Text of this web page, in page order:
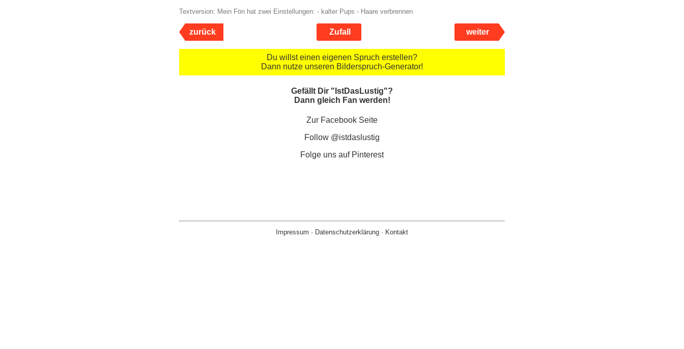
Textversion: Mein Fön hat zwei Einstellungen: - kalter Pups - Haare verbrennen
zurück Zufall weiter
Du willst einen eigenen Spruch erstellen?
Dann nutze unseren Bilderspruch-Generator!
Gefällt Dir "IstDasLustig"?
Dann gleich Fan werden!
Zur Facebook Seite
Follow @istdaslustig
Folge uns auf Pinterest
Impressum · Datenschutzerklärung · Kontakt